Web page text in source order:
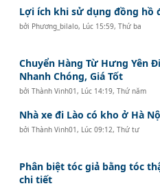
Lợi ích khi sử dụng đồng hồ
bởi Phương_bilalo, Lúc 15:59, Thứ ba
Chuyển Hàng Từ Hưng Yên
Nhanh Chóng, Giá Tốt
bởiThành Vinh01 , Lúc 14:19, Thứ năm
Nhà xe đi Lào có kho ở Hà
bởiThành Vinh01 , Lúc 09:12, Thứ tư
Phân biệt tóc giả bằng tóc
chi tiết